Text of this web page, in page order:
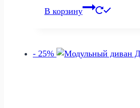
цена
составляла
В корзину
- 25%